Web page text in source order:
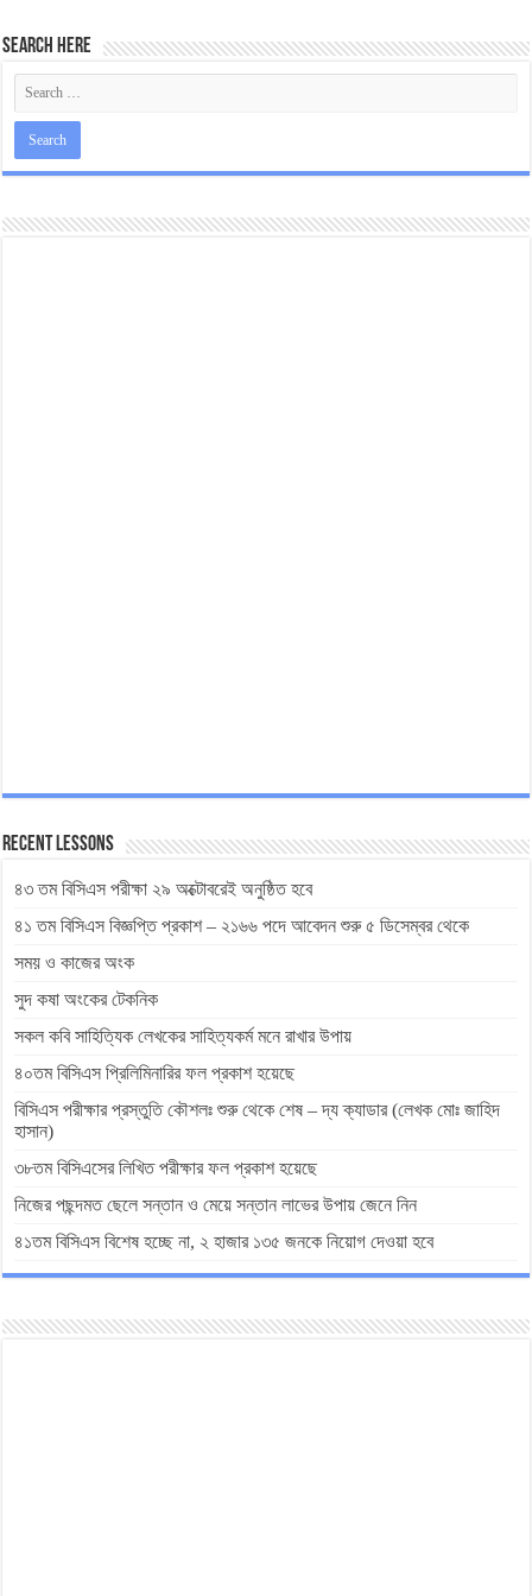
Search Here
Recent Lessons
৪৩ তম বিসিএস পরীক্ষা ২৯ অক্টোবরেই অনুষ্ঠিত হবে
৪১ তম বিসিএস বিজ্ঞপ্তি প্রকাশ – ২১৬৬ পদে আবেদন শুরু ৫ ডিসেম্বর থেকে
সময় ও কাজের অংক
সুদ কষা অংকের টেকনিক
সকল কবি সাহিত্যিক লেখকের সাহিত্যকর্ম মনে রাখার উপায়
৪০তম বিসিএস প্রিলিমিনারির ফল প্রকাশ হয়েছে
বিসিএস পরীক্ষার প্রস্তুতি কৌশলঃ শুরু থেকে শেষ – দ্য ক্যাডার (লেখক মোঃ জাহিদ
হাসান)
৩৮তম বিসিএসের লিখিত পরীক্ষার ফল প্রকাশ হয়েছে
নিজের পছন্দমত ছেলে সন্তান ও মেয়ে সন্তান লাভের উপায় জেনে নিন
৪১তম বিসিএস বিশেষ হচ্ছে না, ২ হাজার ১৩৫ জনকে নিয়োগ দেওয়া হবে